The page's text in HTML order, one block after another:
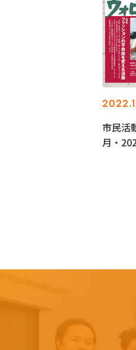
市民活
月・